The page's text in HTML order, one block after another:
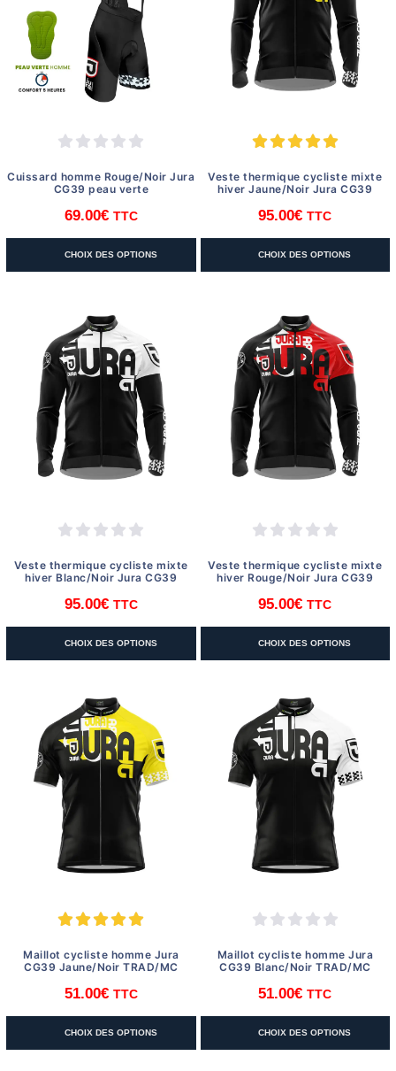
choisies
sur
page
produit
choisies
la
produit
Cuissard homme Rouge/Noir Jura
CG39 peau verte
69.00€ TTC
CHOIX DES OPTIONS
Ce
produit
plusieurs
variations.
Les
options
peuvent
choisies
la
produit
Veste thermique cycliste mixte
hiver Jaune/Noir Jura CG39
95.00€ TTC
CHOIX DES OPTIONS
Ce
produit
plusieurs
variations.
Les
options
peuvent
choisies
la
produit
Veste thermique cycliste mixte
hiver Blanc/Noir Jura CG39
95.00€ TTC
CHOIX DES OPTIONS
Ce
produit
plusieurs
variations.
Les
options
peuvent
choisies
page
produit
Veste thermique cycliste mixte
hiver Rouge/Noir Jura CG39
95.00€ TTC
CHOIX DES OPTIONS
Ce
produit
plusieurs
variations.
Les
options
peuvent
choisies
page
produit
Maillot cycliste homme Jura
CG39 Jaune/Noir TRAD/MC
51.00€ TTC
CHOIX DES OPTIONS
Ce
produit
Maillot cycliste homme Jura
CG39 Blanc/Noir TRAD/MC
51.00€ TTC
CHOIX DES OPTIONS
Ce
produit